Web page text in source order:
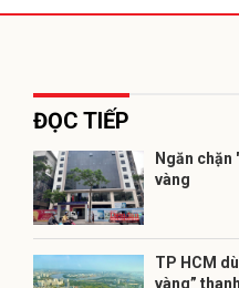
ĐỌC TIẾP
Ngăn
vàng
TP HCM
vàng”
Gửi